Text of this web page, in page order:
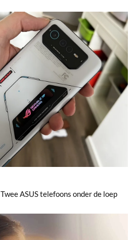
ASUS telefoons onder de loep